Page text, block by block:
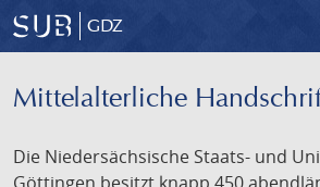
GDZ
Mittelalterliche
Die Niedersächsische Staats- und